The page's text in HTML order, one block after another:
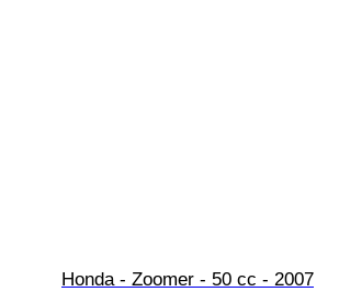
Honda - Zoomer - 50 cc - 2007